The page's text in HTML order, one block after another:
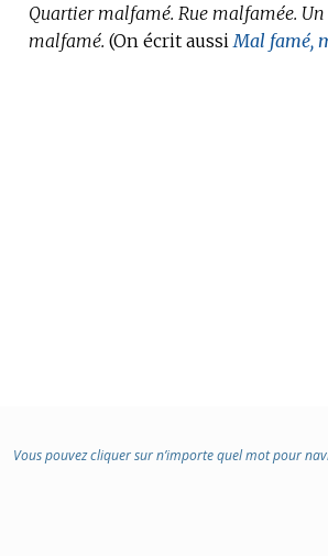
Quartier malfamé. Rue malfamée.
malfamé. (On écrit aussi Mal famé,
Vous pouvez cliquer sur n’importe quel mot pour